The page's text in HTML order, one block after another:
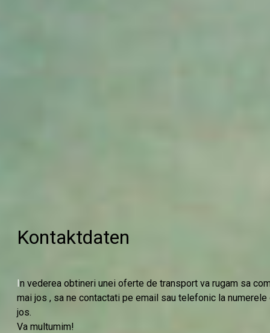
Kontaktdaten
In vederea obtineri unei oferte de transport va rugam sa
mai jos , sa ne contactati pe email sau telefonic la
jos.
Va multumim!